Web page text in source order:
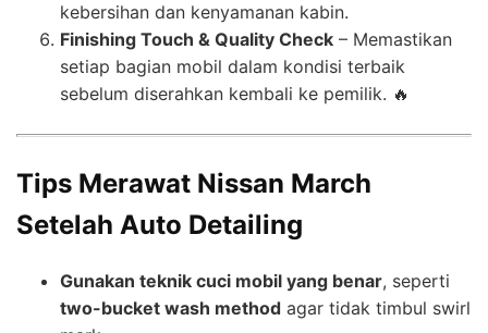
kebersihan dan kenyamanan kabin.
Finishing Touch & Quality Check – Memastikan
setiap bagian mobil dalam kondisi terbaik
sebelum diserahkan kembali ke pemilik. 🔥
Tips Merawat Nissan March
Setelah Auto Detailing
Gunakan teknik cuci mobil yang benar, seperti
two-bucket wash method agar tidak timbul swirl